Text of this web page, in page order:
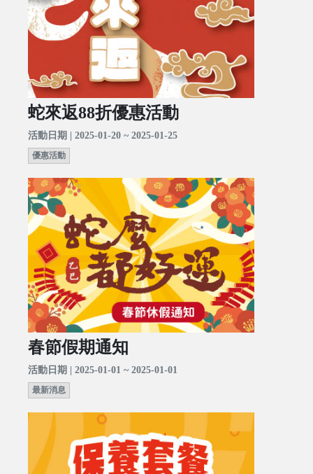
蛇來返88折優惠活動
活動日期 | 2025-01-20 ~ 2025-01-25
優惠活動
春節假期通知
活動日期 | 2025-01-01 ~ 2025-01-01
最新消息